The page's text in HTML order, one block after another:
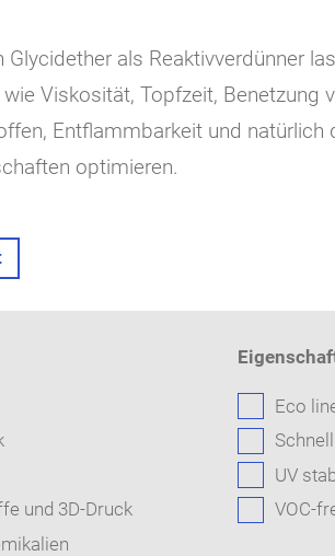
Glycidether als Reaktivverdünner
Viskosität, Topfzeit, Benetzung
Entflammbarkeit und natürlich
optimieren.
und 3D-Druck
Eco
UV
VOC-